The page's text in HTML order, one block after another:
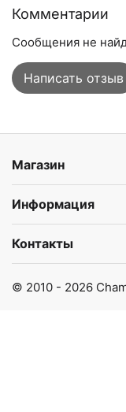
Комментарии
Сообщения не
Написать отзыв
Магазин
Информация
Контакты
© 2010 - 2026